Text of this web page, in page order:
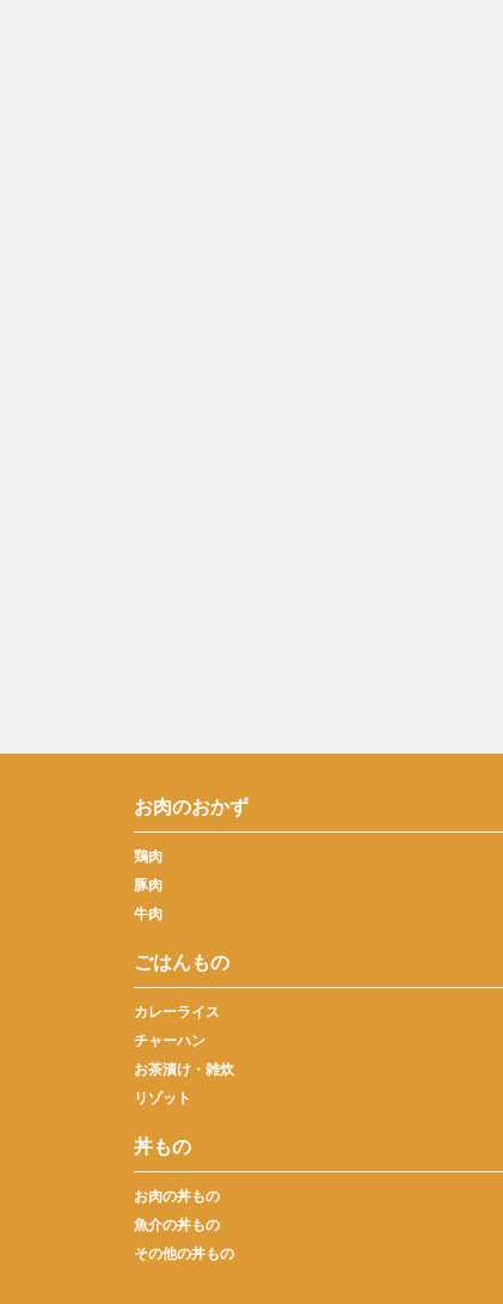
お肉のおかず
鶏肉
豚肉
牛肉
ごはんもの
カレーライス
チャーハン
お茶漬け・雑炊
リゾット
丼もの
お肉の丼もの
魚介の丼もの
その他の丼もの